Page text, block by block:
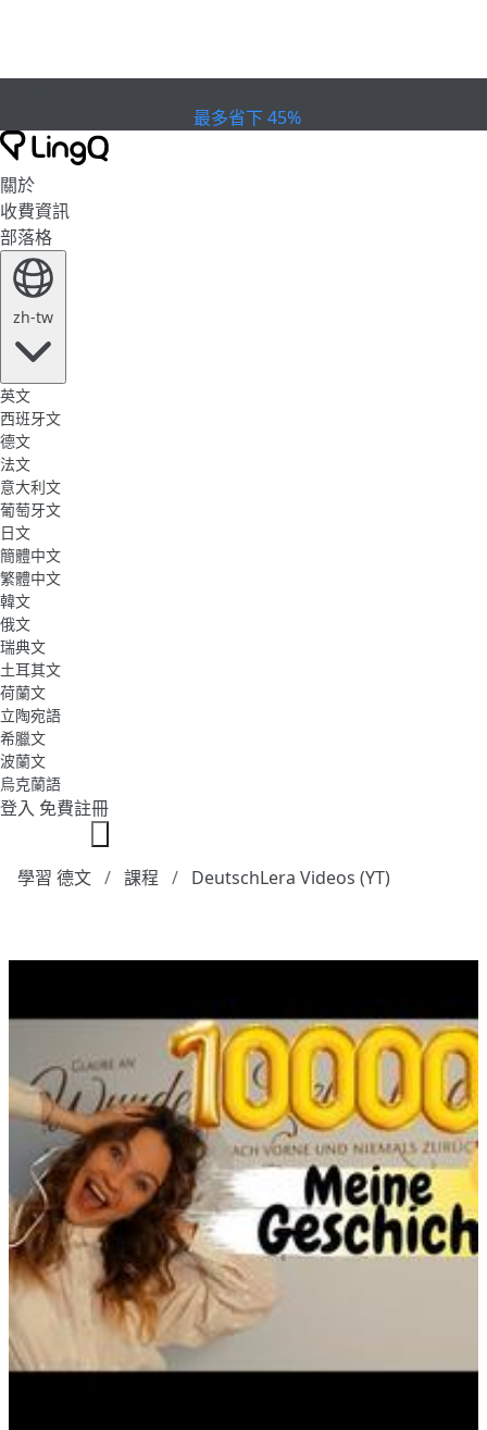
最多省下 45%
關於
收費資訊
部落格
zh-tw
英文
西班牙文
德文
法文
意大利文
葡萄牙文
日文
簡體中文
繁體中文
韓文
俄文
瑞典文
土耳其文
荷蘭文
立陶宛語
希臘文
波蘭文
烏克蘭語
登入 免費註冊
學習 德文 課程 DeutschLera Videos (YT)